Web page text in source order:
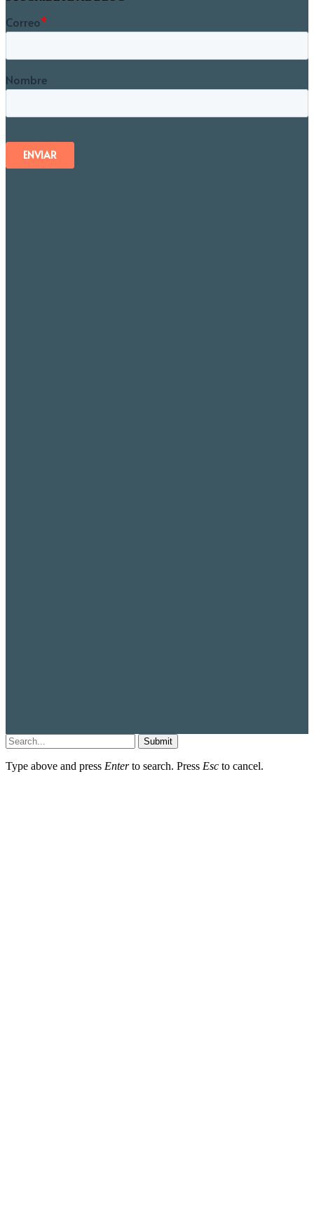
Submit
Type above and press Enterto search. Press Esc to cancel.